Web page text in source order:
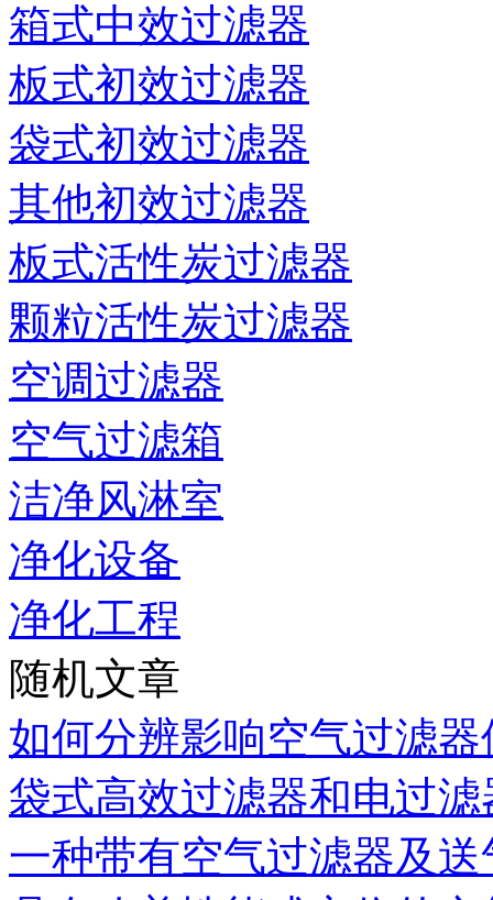
箱式中效过滤器
板式初效过滤器
袋式初效过滤器
其他初效过滤器
板式活性炭过滤器
颗粒活性炭过滤器
空调过滤器
空气过滤箱
洁净风淋室
净化设备
净化工程
随机文章
如何分辨影响空气过滤
袋式高效过滤器和电过
一种带有空气过滤器及